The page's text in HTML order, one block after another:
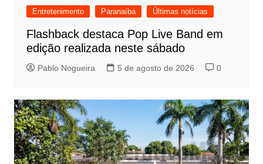
Entretenimento Paranaíba Últimas notícias
Flashback destaca Pop Live Band em
edição realizada neste sábado
Pablo Nogueira 5 de agosto de 2026 0